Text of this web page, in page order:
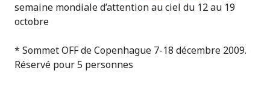
semaine mondiale d’attention au ciel du 12 au 19
octobre
* Sommet OFF de Copenhague 7-18 décembre 2009.
Réservé pour 5 personnes